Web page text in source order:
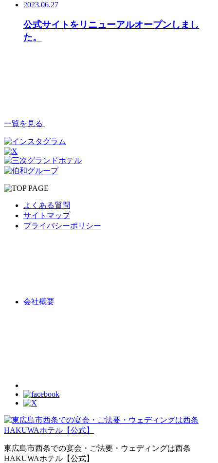
2023.06.27
公式サイトをリニューアルオープンしまし
た。
一覧を見る
よくある質問
サイトマップ
プライバシーポリシー
会社概要
東広島市西条での宴会・ご法要・ウェディングは西条
HAKUWAホテル【公式】